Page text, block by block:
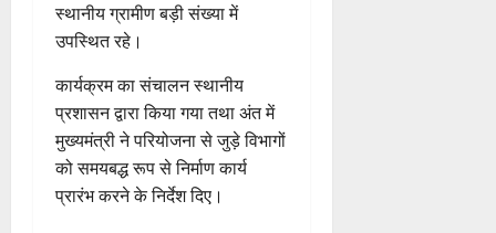
स्थानीय ग्रामीण बड़ी संख्या में
उपस्थित रहे।
कार्यक्रम का संचालन स्थानीय
प्रशासन द्वारा किया गया तथा अंत में
मुख्यमंत्री ने परियोजना से जुड़े विभागों
को समयबद्ध रूप से निर्माण कार्य
प्रारंभ करने के निर्देश दिए।